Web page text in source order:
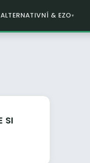
ALTERNATIVNÍ & EZO
SI